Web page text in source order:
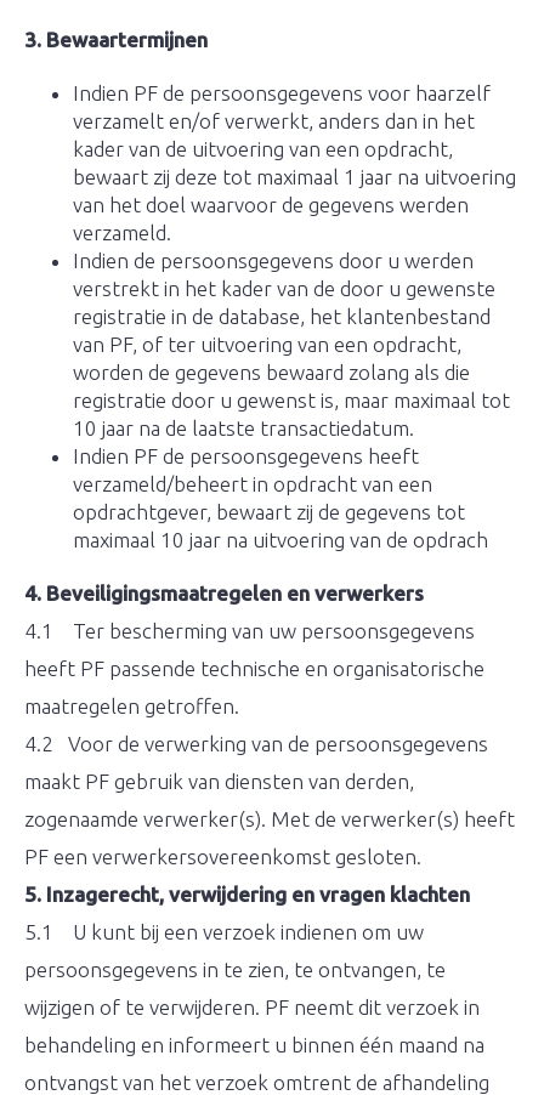
3. Bewaartermijnen
Indien PF de persoonsgegevens voor haarzelf
verzamelt en/of verwerkt, anders dan in het
kader van de uitvoering van een opdracht,
bewaart zij deze tot maximaal 1 jaar na uitvoering
van het doel waarvoor de gegevens werden
verzameld.
Indien de persoonsgegevens door u werden
verstrekt in het kader van de door u gewenste
registratie in de database, het klantenbestand
van PF, of ter uitvoering van een opdracht,
worden de gegevens bewaard zolang als die
registratie door u gewenst is, maar maximaal tot
10 jaar na de laatste transactiedatum.
Indien PF de persoonsgegevens heeft
verzameld/beheert in opdracht van een
opdrachtgever, bewaart zij de gegevens tot
maximaal 10 jaar na uitvoering van de opdrach
4. Beveiligingsmaatregelen en verwerkers
4.1 Ter bescherming van uw persoonsgegevens
heeft PF passende technische en organisatorische
maatregelen getroffen.
4.2 Voor de verwerking van de persoonsgegevens
maakt PF gebruik van diensten van derden,
zogenaamde verwerker(s). Met de verwerker(s) heeft
PF een verwerkersovereenkomst gesloten.
5. Inzagerecht, verwijdering en vragen klachten
5.1 U kunt bij een verzoek indienen om uw
persoonsgegevens in te zien, te ontvangen, te
wijzigen of te verwijderen. PF neemt dit verzoek in
behandeling en informeert u binnen één maand na
ontvangst van het verzoek omtrent de afhandeling